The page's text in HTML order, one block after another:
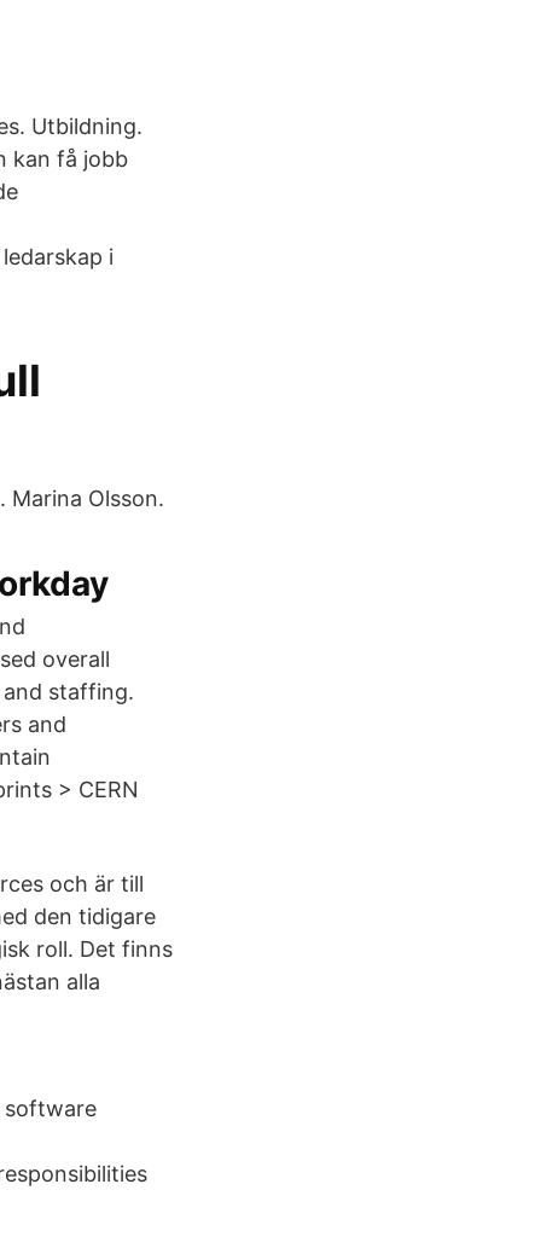
Utbildning.
kan få jobb
i
Olsson.
overall
staffing.
and
> CERN
och är till
den tidigare
roll. Det finns
alla
software